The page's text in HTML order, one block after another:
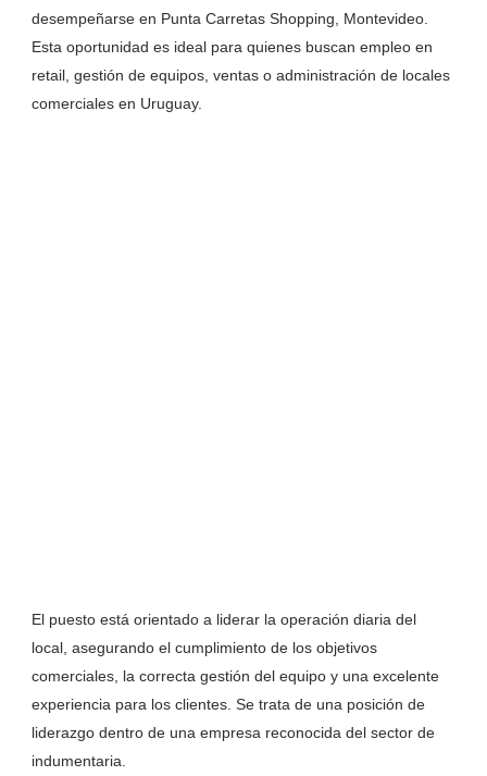
desempeñarse en Punta Carretas Shopping, Montevideo.
Esta oportunidad es ideal para quienes buscan empleo en
retail, gestión de equipos, ventas o administración de locales
comerciales en Uruguay.
El puesto está orientado a liderar la operación diaria del
local, asegurando el cumplimiento de los objetivos
comerciales, la correcta gestión del equipo y una excelente
experiencia para los clientes. Se trata de una posición de
liderazgo dentro de una empresa reconocida del sector de
indumentaria.